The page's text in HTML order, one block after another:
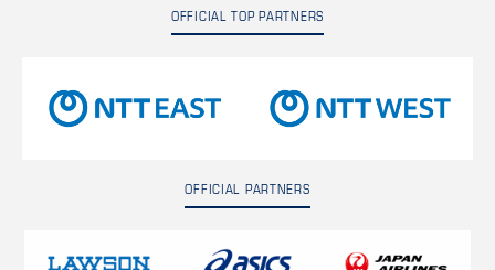
OFFICIAL TOP PARTNERS
OFFICIAL PARTNERS